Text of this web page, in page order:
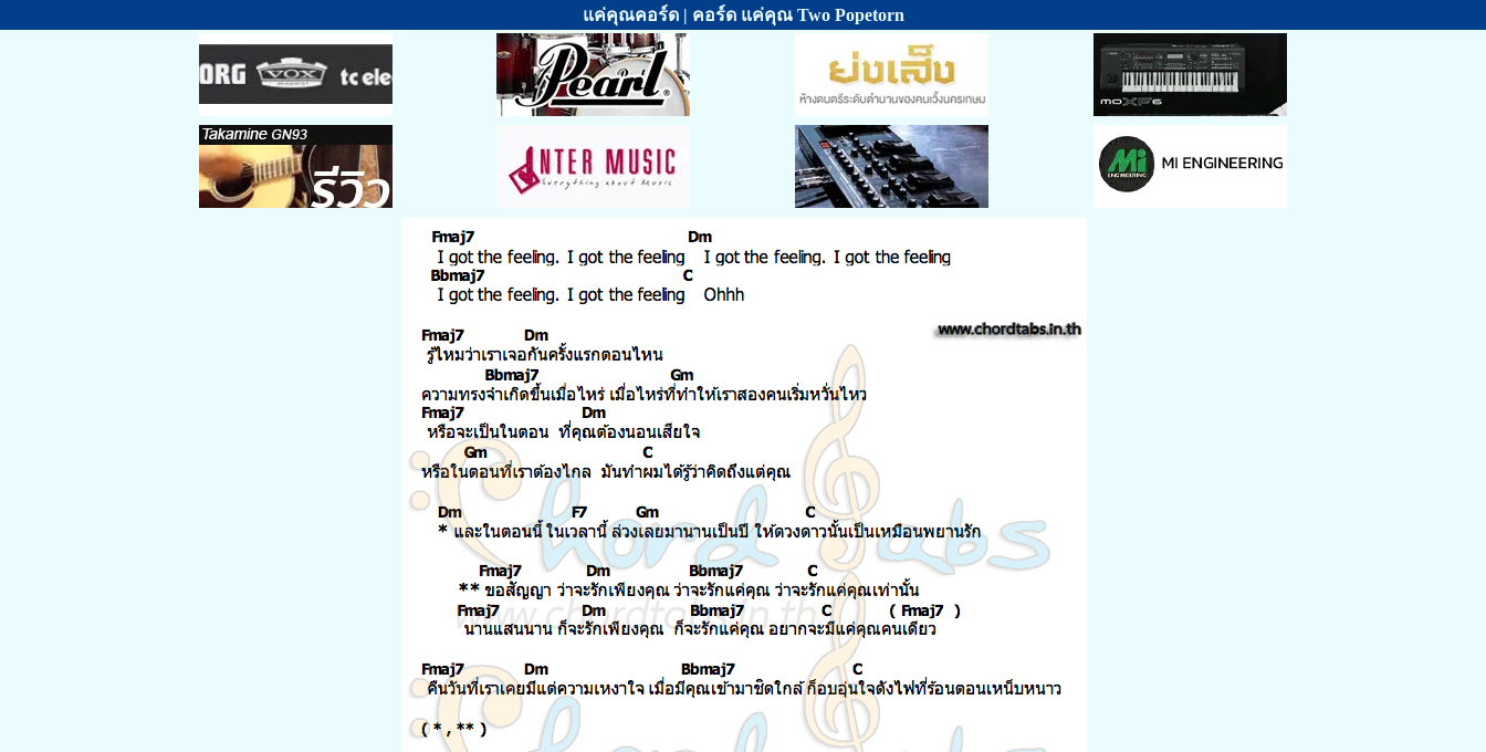
แค่คุณคอร์ด | คอร์ด แค่คุณ Two Popetorn